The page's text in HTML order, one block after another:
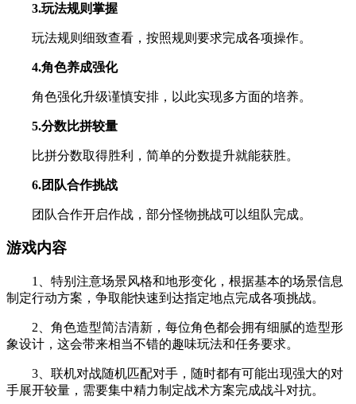
3.玩法规则掌握
玩法规则细致查看，按照规则要求完成各项操作。
4.角色养成强化
角色强化升级谨慎安排，以此实现多方面的培养。
5.分数比拼较量
比拼分数取得胜利，简单的分数提升就能获胜。
6.团队合作挑战
团队合作开启作战，部分怪物挑战可以组队完成。
游戏内容
1、特别注意场景风格和地形变化，根据基本的场景信息
制定行动方案，争取能快速到达指定地点完成各项挑战。
2、角色造型简洁清新，每位角色都会拥有细腻的造型形
象设计，这会带来相当不错的趣味玩法和任务要求。
3、联机对战随机匹配对手，随时都有可能出现强大的对
手展开较量，需要集中精力制定战术方案完成战斗对抗。